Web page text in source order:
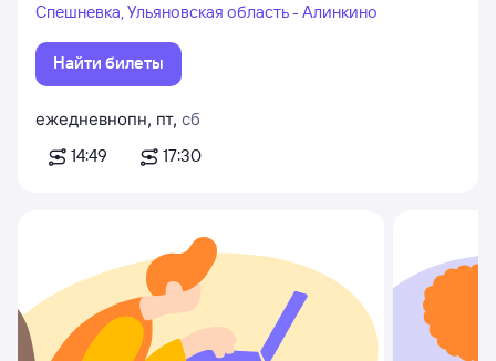
Спешневка, Ульяновская область - Алинкино
Найти билеты
ежедневно
14:49
пн, пт, сб
17:30